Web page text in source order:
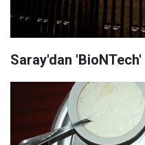
Saray'dan 'BioNTech'